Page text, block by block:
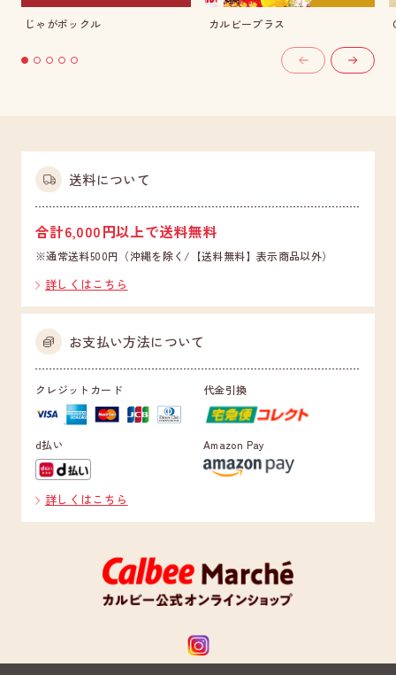
じゃがポックル カルビープラス
送料について
合計6,000円以上で送料無料
※通常送料500円（沖縄を除く/【送料無料】表示商品以外）
詳しくはこちら
お支払い方法について
クレジットカード 代金引換
d払い Amazon Pay
詳しくはこちら